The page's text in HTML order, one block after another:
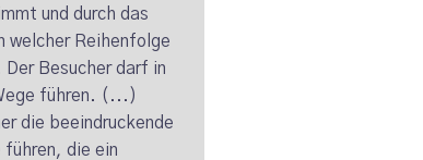
und durch das
welcher Reihenfolge
Besucher darf in
führen. (...)
die beeindruckende
führen, die ein